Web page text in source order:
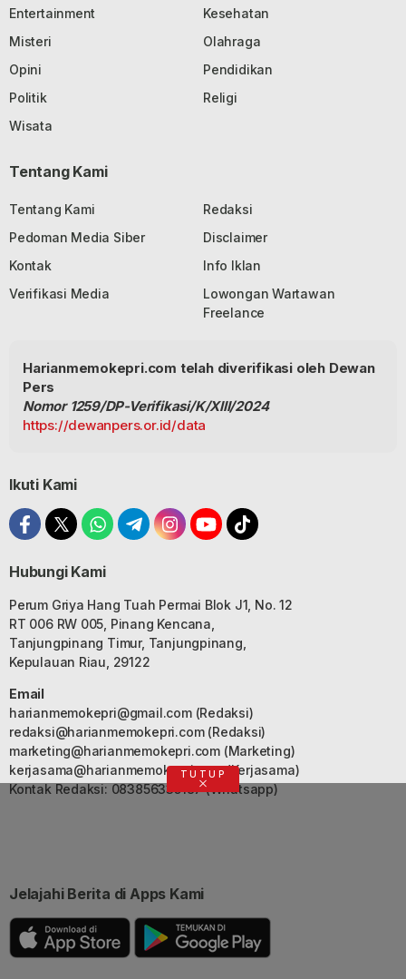
Entertainment
Kesehatan
Misteri
Olahraga
Opini
Pendidikan
Politik
Religi
Wisata
Tentang Kami
Tentang Kami
Redaksi
Pedoman Media Siber
Disclaimer
Kontak
Info Iklan
Verifikasi Media
Lowongan Wartawan
Freelance
Harianmemokepri.com telah diverifikasi oleh Dewan
Pers
Nomor 1259/DP-Verifikasi/K/XIII/2024
https://dewanpers.or.id/data
Ikuti Kami
Hubungi Kami
Perum Griya Hang Tuah Permai Blok J1, No. 12
RT 006 RW 005, Pinang Kencana,
Tanjungpinang Timur, Tanjungpinang,
Kepulauan Riau, 29122
Email
harianmemokepri@gmail.com(Redaksi)
redaksi@harianmemokepri.com(Redaksi)
marketing@harianmemokepri.com(Marketing)
kerjasama@harianmemokepri.com(Kerjasama)
Kontak Redaksi: 083856335187 (Whatsapp)
Jelajahi Berita di Apps Kami
TUTUP